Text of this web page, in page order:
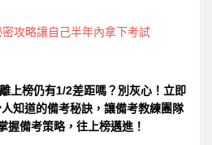
攻略讓自己半年內拿下考試
上榜仍有1/2差距嗎？別灰心！立即
知道的備考秘訣，讓備考教練團隊
握備考策略，往上榜邁進！